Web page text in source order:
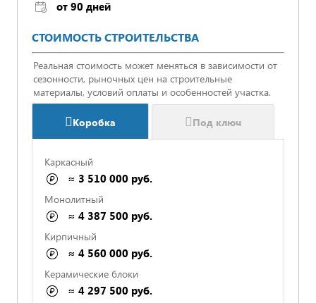
от 90 дней
СТОИМОСТЬ СТРОИТЕЛЬСТВА
Реальная стоимость может меняться в зависимости от
сезонности, рыночных цен на строительные
материалы, условий оплаты и особенностей участка.
Коробка Под ключ
Каркасный
≈ 3 510 000 руб.
Монолитный
≈ 4 387 500 руб.
Кирпичный
≈ 4 560 000 руб.
Керамические блоки
≈ 4 297 500 руб.